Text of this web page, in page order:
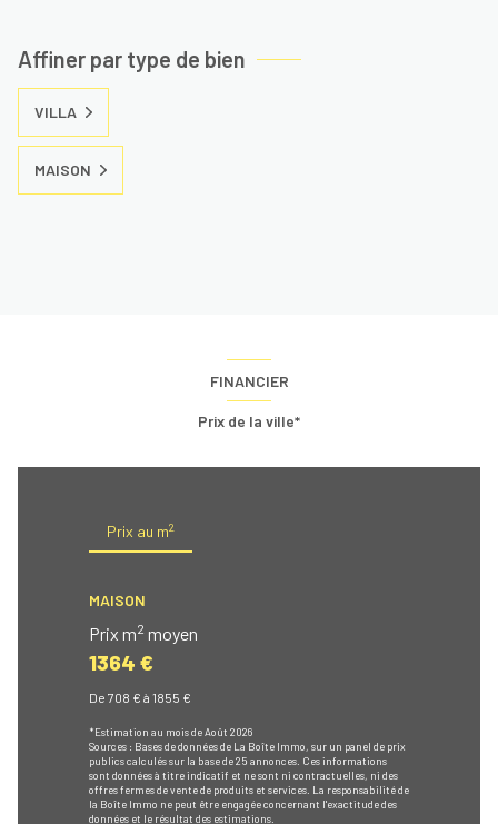
Affiner par type de bien
VILLA
MAISON
FINANCIER
Prix de la ville*
Prix au m2
MAISON
Prix m2 moyen
1364 €
De 708 € à 1855 €
*Estimation au mois de Août 2026
Sources : Bases de données de La Boîte Immo, sur un panel de prix
publics calculés sur la base de 25 annonces. Ces informations
sont données à titre indicatif et ne sont ni contractuelles, ni des
offres fermes de vente de produits et services. La responsabilité de
la Boîte Immo ne peut être engagée concernant l'exactitude des
données et le résultat des estimations.